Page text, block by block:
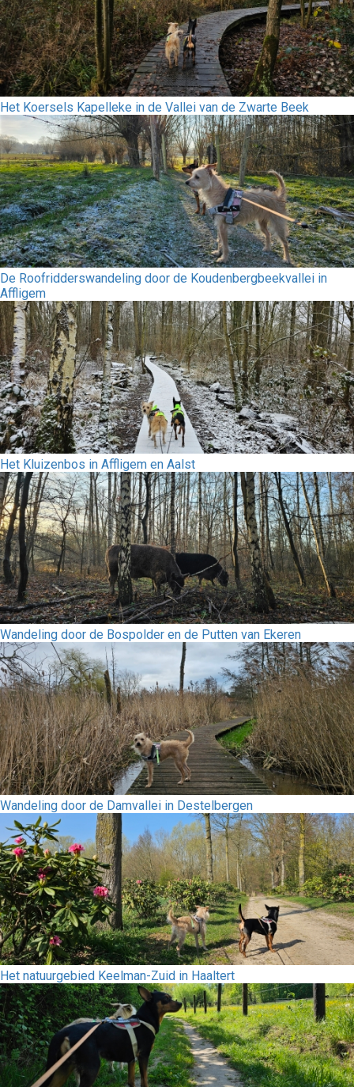
Het Koersels Kapelleke in de Vallei van de Zwarte Beek
De Roofridderswandeling door de Koudenbergbeekvallei in
Affligem
Het Kluizenbos in Affligem en Aalst
Wandeling door de Bospolder en de Putten van Ekeren
Wandeling door de Damvallei in Destelbergen
Het natuurgebied Keelman-Zuid in Haaltert